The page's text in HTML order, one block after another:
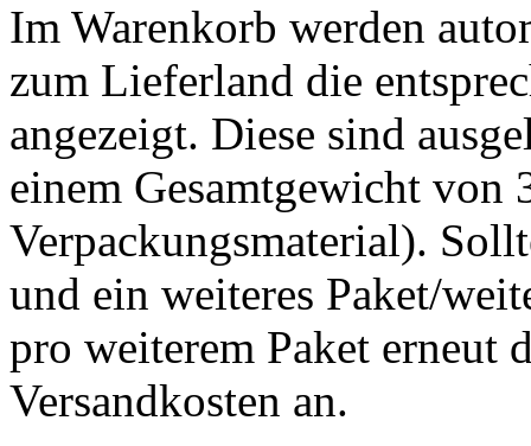
Im Warenkorb werden
zum Lieferland die
angezeigt. Diese sind
einem Gesamtgewicht von
Verpackungsmaterial).
und ein weiteres Paket/
pro weiterem Paket erneut
Versandkosten an.